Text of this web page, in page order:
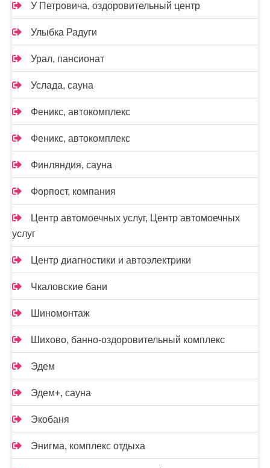
У Петровича, оздоровительный центр
Улыбка Радуги
Урал, пансионат
Услада, сауна
Феникс, автокомплекс
Феникс, автокомплекс
Финляндия, сауна
Форпост, компания
Центр автомоечных услуг, Центр автомоечных
услуг
Центр диагностики и автоэлектрики
Чкаловские бани
Шиномонтаж
Шихово, банно-оздоровительный комплекс
Эдем
Эдем+, сауна
Экобаня
Энигма, комплекс отдыха